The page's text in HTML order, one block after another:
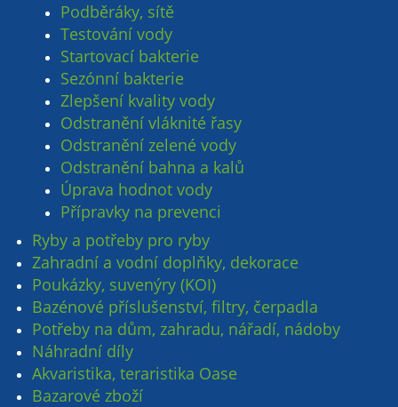
Podběráky, sítě
Testování vody
Startovací bakterie
Sezónní bakterie
Zlepšení kvality vody
Odstranění vláknité řasy
Odstranění zelené vody
Odstranění bahna a kalů
Úprava hodnot vody
Přípravky na prevenci
Ryby a potřeby pro ryby
Zahradní a vodní doplňky, dekorace
Poukázky, suvenýry (KOI)
Bazénové příslušenství, filtry, čerpadla
Potřeby na dům, zahradu, nářadí, nádoby
Náhradní díly
Akvaristika, teraristika Oase
Bazarové zboží